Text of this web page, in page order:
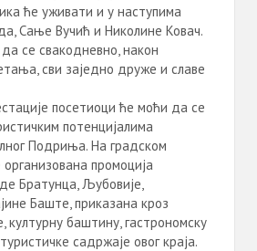
ће уживати и у наступима
Сање Вучић и Николине Ковач.
се свакодневно, након
сви заједно друже и славе
посетиоци ће моћи да се
потенцијалима
Подриња. На градском
промоција
Братунца, Љубовије,
Баште, приказана кроз
културну баштину, гастрономску
садржаје овог краја.